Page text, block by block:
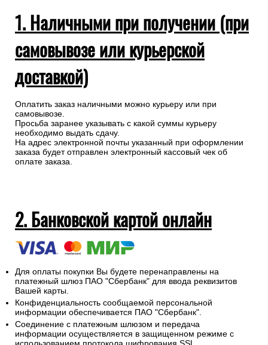
1. Наличными при получении (при
самовывозе или курьерской
доставкой)
Оплатить заказ наличными можно курьеру или при
самовывозе.
Просьба заранее указывать с какой суммы курьеру
необходимо выдать сдачу.
На адрес электронной почты указанный при оформлении
заказа будет отправлен электронный кассовый чек об
оплате заказа.
2. Банковской картой онлайн
Для оплаты покупки Вы будете перенаправлены на
платежный шлюз ПАО "Сбербанк" для ввода реквизитов
Вашей карты.
Конфиденциальность сообщаемой персональной
информации обеспечивается ПАО "Сбербанк".
Соединение с платежным шлюзом и передача
информации осуществляется в защищенном режиме с